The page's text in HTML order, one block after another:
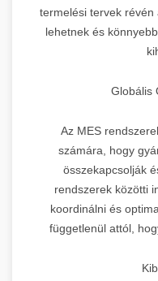
termelési tervek
lehetnek és
Globális
Az MES
számára, hogy
összekapcsolják
rendszerek közötti
koordinálni és
függetlenül attól,